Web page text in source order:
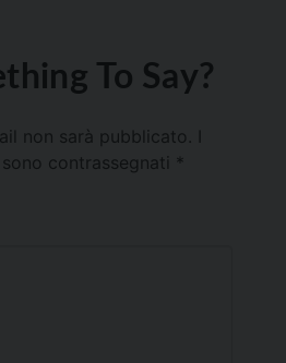
To Say?
non sarà pubblicato.
contrassegnati *